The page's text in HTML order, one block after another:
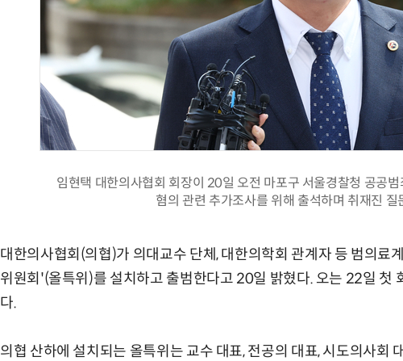
임현택 대한의사협회 회장이 20일 오전 마포구 서울경찰청 공공
혐의 관련 추가조사를 위해 출석하며 취재진 질
대한의사협회(의협)가 의대교수 단체, 대한의학회 관계자 등 범의료
위원회'(올특위)를 설치하고 출범한다고 20일 밝혔다. 오는 22일 첫
다.
의협 산하에 설치되는 올특위는 교수 대표, 전공의 대표, 시도의사회